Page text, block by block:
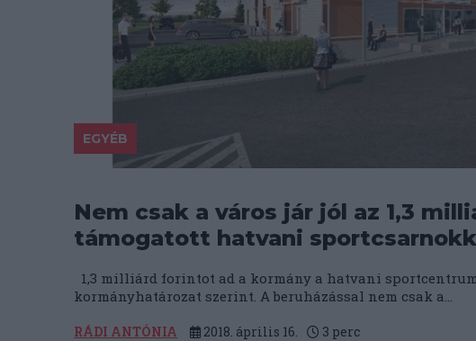
EGYÉB
Nem csak a város jár jól az 1,3
támogatott hatvani
1,3 milliárd forintot ad a kormány a hatvani
kormányhatározat szerint. A beruházással nem csak a...
RÁDI ANTÓNIA 2018. április 16. 3 perc